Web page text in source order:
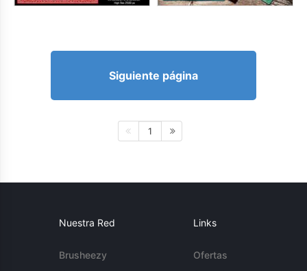
Siguiente página
1
Nuestra Red
Brusheezy
Links
Ofertas